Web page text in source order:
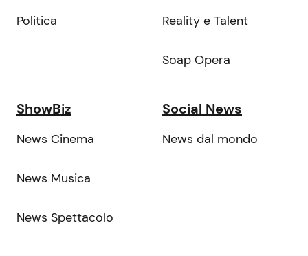
Politica Reality e Talent
Soap Opera
ShowBiz
News Cinema
News Musica
News Spettacolo
Social News
News dal mondo